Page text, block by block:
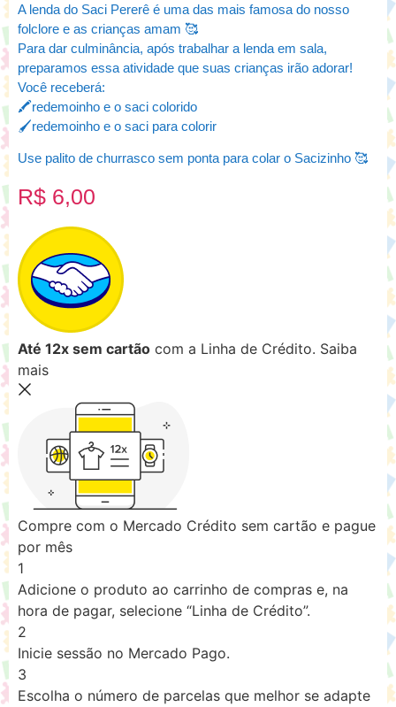
A lenda do Saci Pererê é uma das mais famosa do nosso
folclore e as crianças amam 🥰
Para dar culminância, após trabalhar a lenda em sala,
preparamos essa atividade que suas crianças irão adorar!
Você receberá:
🖍️redemoinho e o saci colorido
🖌️redemoinho e o saci para colorir
Use palito de churrasco sem ponta para colar o Sacizinho 🥰
R$ 6,00
Até 12x sem cartão com a Linha de Crédito. Saiba
mais
Compre com o Mercado Crédito sem cartão e pague
por mês
1
Adicione o produto ao carrinho de compras e, na
hora de pagar, selecione “Linha de Crédito”.
2
Inicie sessão no Mercado Pago.
3
Escolha o número de parcelas que melhor se adapte